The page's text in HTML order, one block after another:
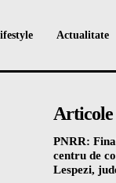
Actualitate
Articole
PNRR:
centru de
Lespezi,